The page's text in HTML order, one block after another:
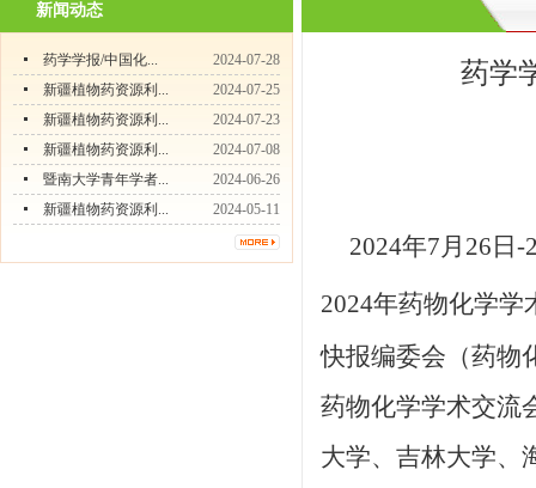
新闻动态
药学学报/中国化...
2024-07-28
新疆植物药资源利...
2024-07-25
新疆植物药资源利...
2024-07-23
新疆植物药资源利...
2024-07-08
暨南大学青年学者...
2024-06-26
新疆植物药资源利...
2024-05-11
药学
2024年7月26日
2024年药物化学
快报编委会（药物
药物化学学术交流
大学、吉林大学、